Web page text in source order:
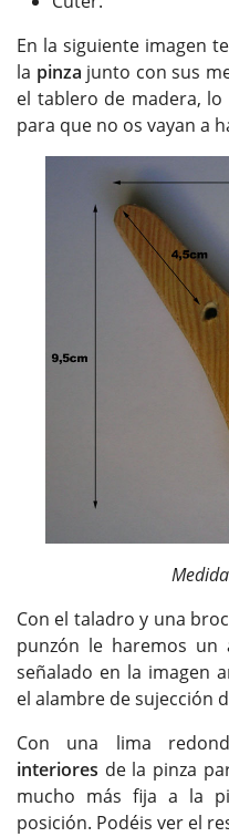
En la siguiente imagen
la pinza junto con sus
el tablero de madera,
para que no os vayan a
Con el taladro y una
punzón le haremos un
señalado en la imagen
el alambre de sujección
Con una lima
interiores de la pinza
mucho más fija a la
posición. Podéis ver el